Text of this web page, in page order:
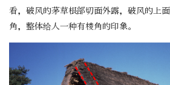
看，破风的茅草根部切面外露，破风的上
角，整体给人一种有棱角的印象。